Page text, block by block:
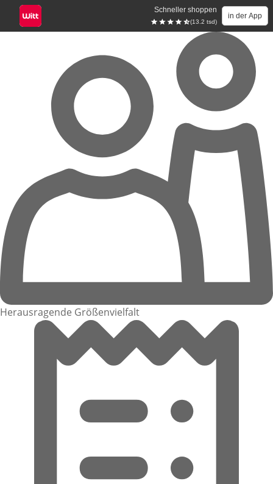
Schneller shoppen
(13.2 tsd)
in der App
Herausragende Größenvielfalt